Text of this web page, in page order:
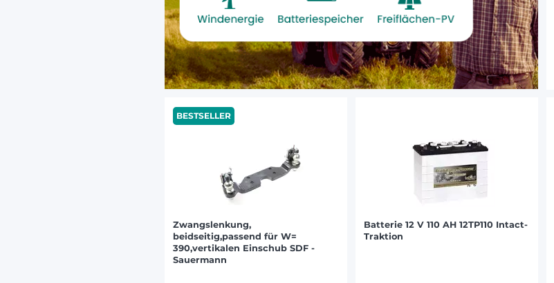
BESTSELLER
Zwangslenkung,
beidseitig,passend für W=
390,vertikalen Einschub SDF -
Sauermann
Batterie 12 V 110 AH 12TP110 Intact-
Traktion